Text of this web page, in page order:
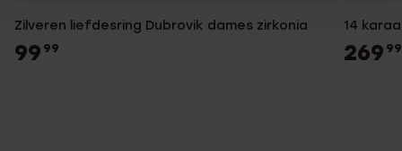
Zilveren liefdesring Dubrovik dames zirkonia
99 99
14
269 99